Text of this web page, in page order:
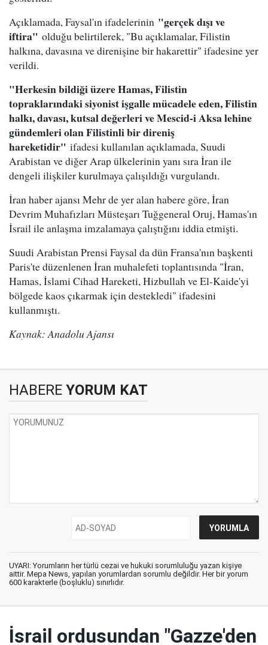
Açıklamada, Faysal'ın ifadelerinin "gerçek dışı ve
iftira" olduğu belirtilerek, "Bu açıklamalar, Filistin
halkına, davasına ve direnişine bir hakarettir" ifadesine yer
verildi.
"Herkesin bildiği üzere Hamas, Filistin
topraklarındaki siyonist işgalle mücadele eden, Filistin
halkı, davası, kutsal değerleri ve Mescid-i Aksa lehine
gündemleri olan Filistinli bir direniş
hareketidir" ifadesi kullanılan açıklamada, Suudi
Arabistan ve diğer Arap ülkelerinin yanı sıra İran ile
dengeli ilişkiler kurulmaya çalışıldığı vurgulandı.
İran haber ajansı Mehr de yer alan habere göre, İran
Devrim Muhafızları Müsteşarı Tuğgeneral Oruj, Hamas'ın
İsrail ile anlaşma imzalamaya çalıştığını iddia etmişti.
Suudi Arabistan Prensi Faysal da dün Fransa'nın başkenti
Paris'te düzenlenen İran muhalefeti toplantısında "İran,
Hamas, İslami Cihad Hareketi, Hizbullah ve El-Kaide'yi
bölgede kaos çıkarmak için destekledi" ifadesini
kullanmıştı.
Kaynak: Anadolu Ajansı
HABERE YORUM KAT
UYARI: Yorumların her türlü cezai ve hukuki sorumluluğu yazan kişiye
aittir. Mepa News, yapılan yorumlardan sorumlu değildir. Her bir yorum
600 karakterle (boşluklu) sınırlıdır.
İsrail ordusundan "Gazze'den